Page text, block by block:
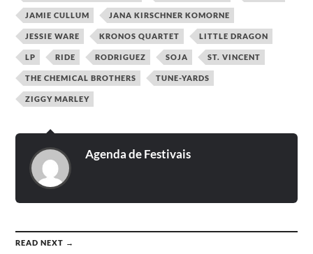
JAMIE CULLUM JANA KIRSCHNER KOMORNE
JESSIE WARE KRONOS QUARTET LITTLE DRAGON
LP RIDE RODRIGUEZ SOJA ST. VINCENT
THE CHEMICAL BROTHERS TUNE-YARDS
ZIGGY MARLEY
Agenda de Festivais
READ NEXT →